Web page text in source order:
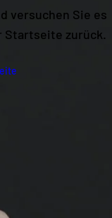
versuchen Sie es
Startseite zurück.